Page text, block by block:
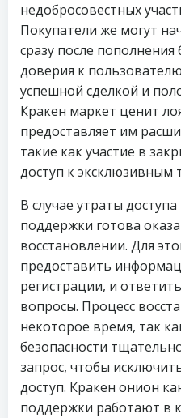
недобросовестных
Покупатели же могут
сразу после пополнения
доверия к
успешной сделкой и
Кракен маркет ценит
предоставляет им
такие как участие в
доступ к эксклюзивным
В случае утраты
поддержки готова
восстановлении. Для
предоставить
регистрации, и
вопросы. Процесс
некоторое время, так
безопасности
запрос, чтобы
доступ. Кракен онион
поддержки работают в